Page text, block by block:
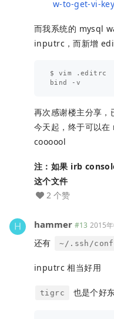
w-to-get-vi-
而我系统的 mysql
inputrc，而新增
$ vim .editrc
再次感谢楼主分享，
今天起，终于可以
coooool
注：如果 irb
这个文件
2 个赞
hammer #13 2015
还有 ~/.ssh/
inputrc 相当好用
tigrc 也是个好